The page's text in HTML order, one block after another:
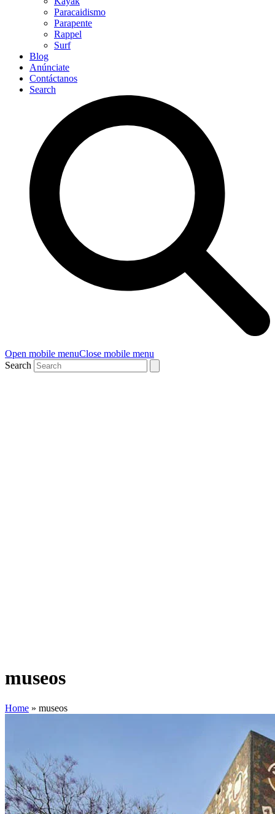
Paracaidismo
Parapente
Rappel
Surf
Blog
Anúnciate
Contáctanos
Search
Open mobile menuClose mobile menu
Search
museos
Home » museos